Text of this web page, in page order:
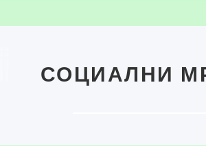
СОЦИАЛНИ